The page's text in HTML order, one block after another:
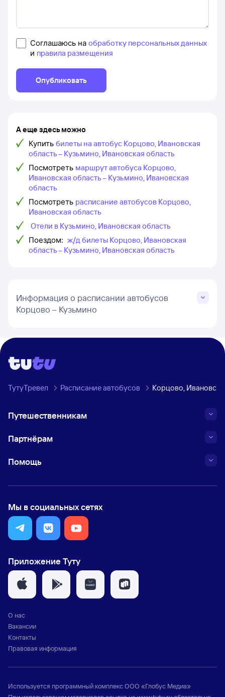
Соглашаюсь на обработку персональных данных
и правила размещения
Опубликовать
А еще здесь можно
Купить билеты на автобус Корцово, Ивановская
область – Кузьмино, Ивановская область
Посмотреть маршрут автобуса Корцово,
Ивановская область – Кузьмино, Ивановская
область
Посмотреть расписание автобусов Корцово,
Ивановская область
Отели в Кузьмино, Ивановская область
Поездом: ж/д билеты Корцово, Ивановская
область – Кузьмино, Ивановская область
Информация о расписании автобусов
Корцово – Кузьмино
ТутуТревел Расписание автобусов Корцово,
Путешественникам
Партнёрам
Помощь
Мы в социальных сетях
Приложение Туту
О нас
Вакансии
Контакты
Правовая информация
Используется программный комплексООО «Глобус Медиа»